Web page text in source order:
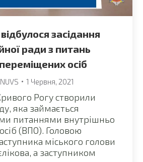
засідання
ради з питань
осіб
1 Червня, 2021
Рогу створили
яка займається
питаннями внутрішньо
(ВПО). Головою
міського голови
а заступником